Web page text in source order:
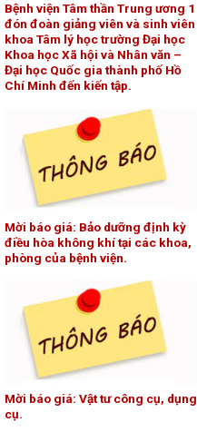
Bệnh viện Tâm thần Trung ương 1
đón đoàn giảng viên và sinh viên
khoa Tâm lý học trường Đại học
Khoa học Xã hội và Nhân văn –
Đại học Quốc gia thành phố Hồ
Chí Minh đến kiến tập.
Mời báo giá: Bảo dưỡng định kỳ
điều hòa không khí tại các khoa,
phòng của bệnh viện.
Mời báo giá: Vật tư công cụ, dụng
cụ.